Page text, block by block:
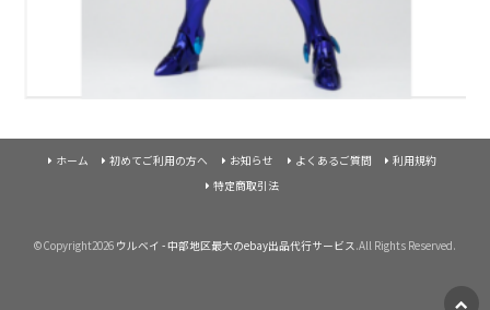
ホーム 初めてご利用の方へ お知らせ よくあるご質問
利用規約
特定商取引法
©Copyright2026 ウルベイ - 中部地区最大のebay出品代行サービス .All Rights Reserved.